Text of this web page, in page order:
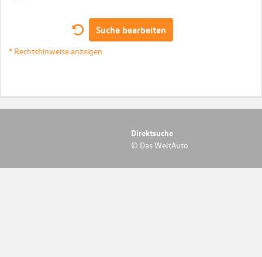
Suche bearbeiten
* Rechtshinweise anzeigen
Direktsuche
© Das WeltAuto